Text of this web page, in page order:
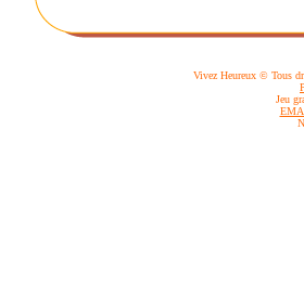
Vivez Heureux © Tous
Jeu